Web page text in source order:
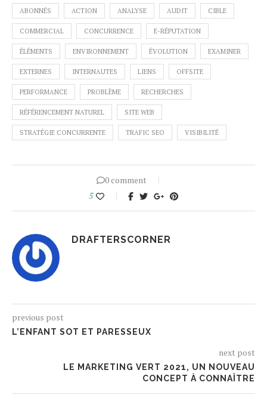
ABONNÉS ACTION ANALYSE AUDIT CIBLE
COMMERCIAL CONCURRENCE E-RÉPUTATION
ÉLÉMENTS ENVIRONNEMENT ÉVOLUTION EXAMINER
EXTERNES INTERNAUTES LIENS OFFSITE
PERFORMANCE PROBLÈME RECHERCHES
RÉFÉRENCEMENT NATUREL SITE WEB
STRATÉGIE CONCURRENTE TRAFIC SEO VISIBILITÉ
0 comment
5
DRAFTERSCORNER
previous post
L’ENFANT SOT ET PARESSEUX
next post
LE MARKETING VERT 2021, UN NOUVEAU
CONCEPT À CONNAÎTRE